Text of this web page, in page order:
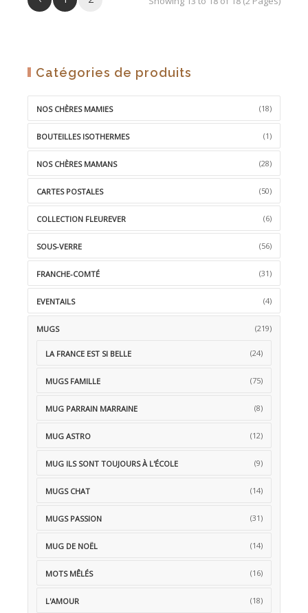
Catégories de produits
NOS CHÈRES MAMIES (18)
BOUTEILLES ISOTHERMES (1)
NOS CHÈRES MAMANS (28)
CARTES POSTALES (50)
COLLECTION FLEUREVER (6)
SOUS-VERRE (56)
FRANCHE-COMTÉ (31)
EVENTAILS (4)
MUGS (219)
LA FRANCE EST SI BELLE (24)
MUGS FAMILLE (75)
MUG PARRAIN MARRAINE (8)
MUG ASTRO (12)
MUG ILS SONT TOUJOURS À L'ÉCOLE (9)
MUGS CHAT (14)
MUGS PASSION (31)
MUG DE NOËL (14)
MOTS MÊLÉS (16)
L'AMOUR (18)